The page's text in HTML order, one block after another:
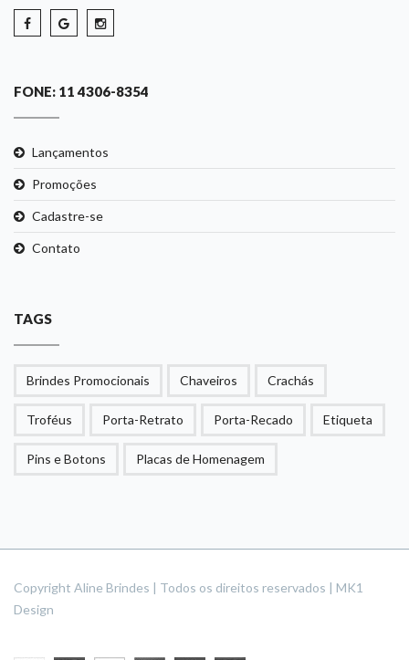
FONE: 11 4306-8354
Lançamentos
Promoções
Cadastre-se
Contato
TAGS
Brindes Promocionais Chaveiros Crachás
Troféus Porta-Retrato Porta-Recado Etiqueta
Pins e Botons Placas de Homenagem
Copyright Aline Brindes | Todos os direitos reservados | MK1
Design